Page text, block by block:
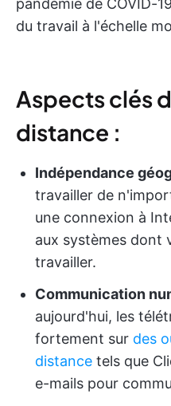
pandémie de COVID-
du travail à l'échelle
Aspects clés
distance :
Indépendance
travailler de
une connexion à
aux systèmes dont
travailler.
Communication
aujourd'hui, les
fortement sur des
distance tels que
e-mails pour